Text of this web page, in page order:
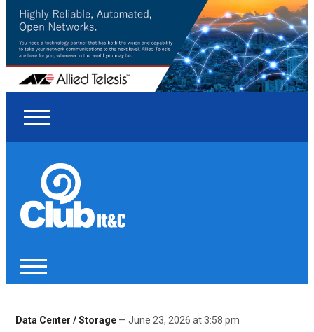
Data Center / Storage— June 23, 2026 at 3:58 pm